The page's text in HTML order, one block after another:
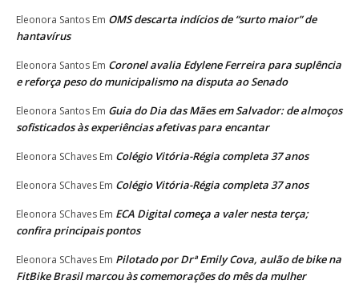
Eleonora Santos Em OMS descarta indícios de “surto maior” de
hantavírus
Eleonora Santos Em Coronel avalia Edylene Ferreira para suplência
e reforça peso do municipalismo na disputa ao Senado
Eleonora Santos Em Guia do Dia das Mães em Salvador: de almoços
sofisticados às experiências afetivas para encantar
Eleonora SChaves Em Colégio Vitória-Régia completa 37 anos
Eleonora SChaves Em Colégio Vitória-Régia completa 37 anos
Eleonora SChaves Em ECA Digital começa a valer nesta terça;
confira principais pontos
Eleonora SChaves Em Pilotado por Drª Emily Cova, aulão de bike na
FitBike Brasil marcou às comemorações do mês da mulher